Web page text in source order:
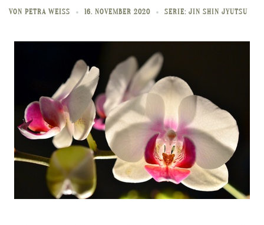
VON PETRA WEISS 16. NOVEMBER 2020 SERIE: JIN SHIN JYUTSU